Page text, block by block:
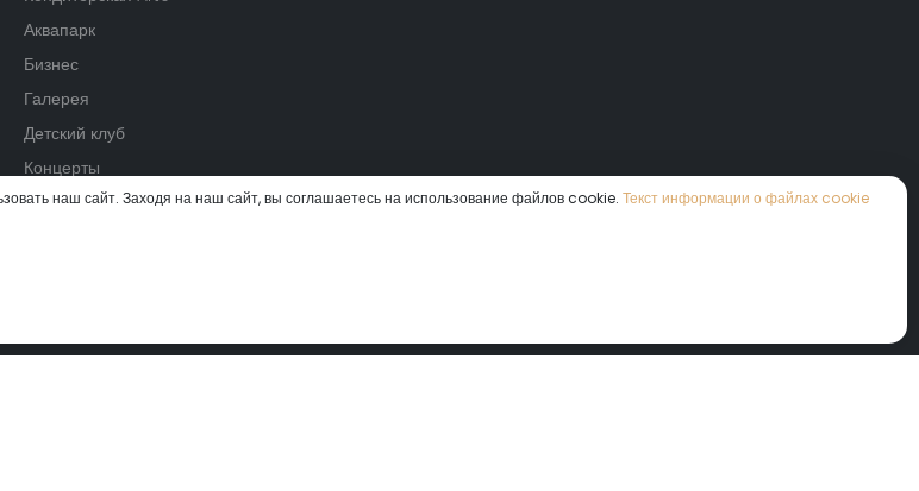
наш сайт. Заходя на наш сайт, вы соглашаетесь на использование файлов cookie. Текст информации о файлах cookie
Аквапарк
Бизнес
Галерея
Детский клуб
Концерты
Спа и велнес